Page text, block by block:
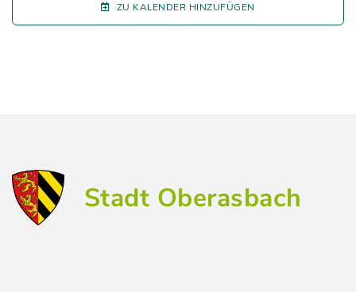
ZU KALENDER HINZUFÜGEN
Stadt Oberasbach